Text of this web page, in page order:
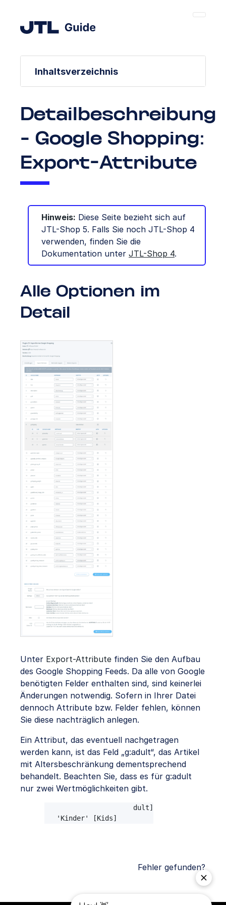
Inhaltsverzeichnis
Detailbeschreibung
- Google Shopping:
Export-Attribute
Hinweis: Diese Seite bezieht sich auf
JTL-Shop 5. Falls Sie noch JTL-Shop 4
verwenden, finden Sie die
Dokumentation unter JTL-Shop 4.
Alle Optionen im
Detail
Unter Export-Attribute finden Sie den Aufbau
des Google Shopping Feeds. Da alle von Google
benötigten Felder enthalten sind, sind keinerlei
Änderungen notwendig. Sofern in Ihrer Datei
dennoch Attribute bzw. Felder fehlen, können
Sie diese nachträglich anlegen.
Ein Attribut, das eventuell nachgetragen
werden kann, ist das Feld „g:adult“, das Artikel
mit Altersbeschränkung dementsprechend
behandelt. Beachten Sie, dass es für g:adult
nur zwei Wertmöglichkeiten gibt.
   'Erwachsene' [Adult]
   'Kinder' [Kids]
Fehler gefunden?